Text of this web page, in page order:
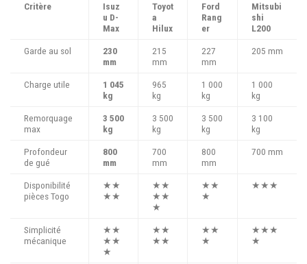
Critère
Isuz
u D-
Max
Toyot
a
Hilux
Ford
Rang
er
Mitsubi
shi
L200
Garde au sol
230
mm
215
mm
227
mm
205 mm
Charge utile
1 045
kg
965
kg
1 000
kg
1 000
kg
Remorquage
max
3 500
kg
3 500
kg
3 500
kg
3 100
kg
Profondeur
de gué
800
mm
700
mm
800
mm
700 mm
Disponibilité
pièces Togo
★★
★★
★★
★★
★
★★
★
★★★
Simplicité
mécanique
★★
★★
★
★★
★★
★★
★
★★★
★